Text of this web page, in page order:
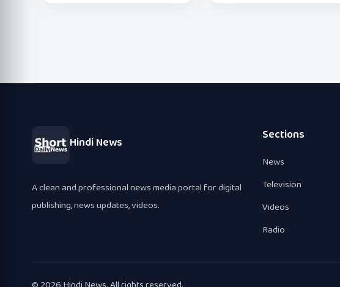
Hindi News
A clean and professional news media portal for digital
publishing, news updates, videos.
Sections
News
Television
Videos
Radio